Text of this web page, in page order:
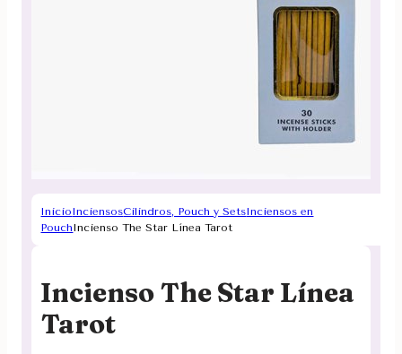
InicioInciensosCilindros, Pouch y SetsInciensos en
PouchIncienso The Star Línea Tarot
Incienso The Star Línea
Tarot